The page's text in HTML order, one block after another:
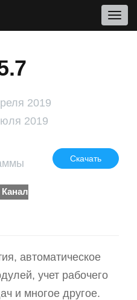
2019
2019
Канал
Скачать
автоматическое
учет рабочего
и многое другое.